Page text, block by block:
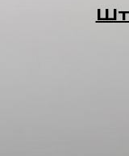
Сделайте своим
оформите у нас
1 000, 3 000, 5